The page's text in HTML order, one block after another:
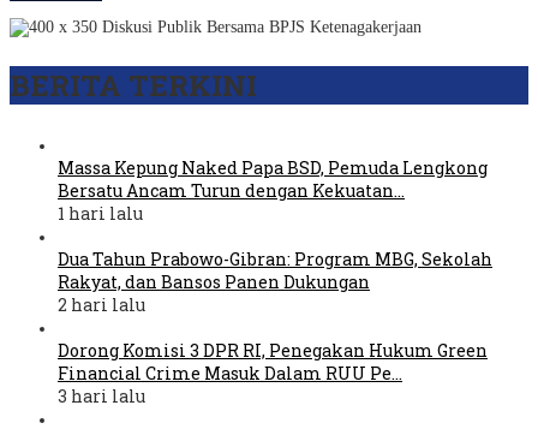
BERITA TERKINI
Massa Kepung Naked Papa BSD, Pemuda Lengkong
Bersatu Ancam Turun dengan Kekuatan…
1 hari lalu
Dua Tahun Prabowo-Gibran: Program MBG, Sekolah
Rakyat, dan Bansos Panen Dukungan
2 hari lalu
Dorong Komisi 3 DPR RI, Penegakan Hukum Green
Financial Crime Masuk Dalam RUU Pe…
3 hari lalu